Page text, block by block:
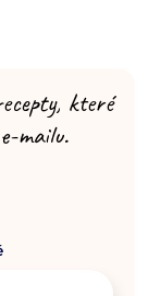
které
mailu.